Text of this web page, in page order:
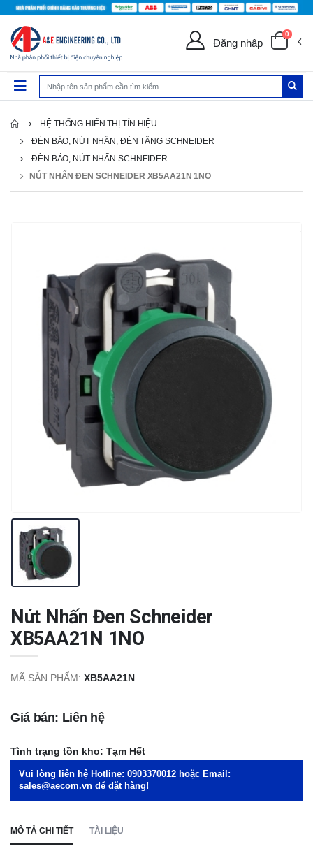
Đăng nhập
0
HỆ THỐNG HIỂN THỊ TÍN HIỆU
ĐÈN BÁO, NÚT NHẤN, ĐÈN TẦNG SCHNEIDER
ĐÈN BÁO, NÚT NHẤN SCHNEIDER
NÚT NHẤN ĐEN SCHNEIDER XB5AA21N 1NO
Nút Nhấn Đen Schneider
XB5AA21N 1NO
MÃ SẢN PHẨM: XB5AA21N
Giá bán: Liên hệ
Tình trạng tồn kho: Tạm Hết
Vui lòng liên hệ Hotline: 0903370012 hoặc Email:
sales@aecom.vn để đặt hàng!
MÔ TẢ CHI TIẾT TÀI LIỆU